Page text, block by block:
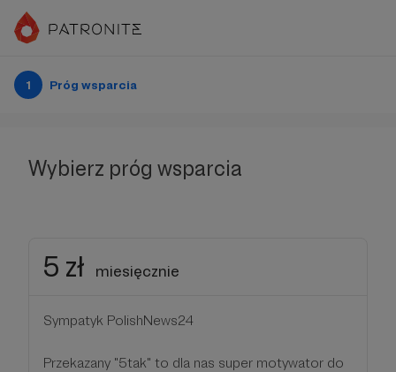
1 Próg wsparcia
Wybierz próg wsparcia
5 zł miesięcznie
Sympatyk PolishNews24
Przekazany "5tak" to dla nas super motywator do